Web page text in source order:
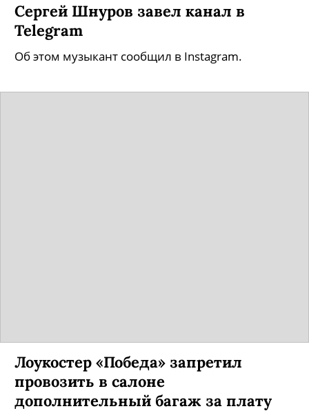
Сергей Шнуров завел канал в
Telegram
Об этом музыкант сообщил в Instagram.
Лоукостер «Победа» запретил
провозить в салоне
дополнительный багаж за плату